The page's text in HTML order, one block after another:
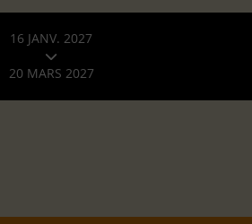
16 JANV. 2027
20 MARS 2027